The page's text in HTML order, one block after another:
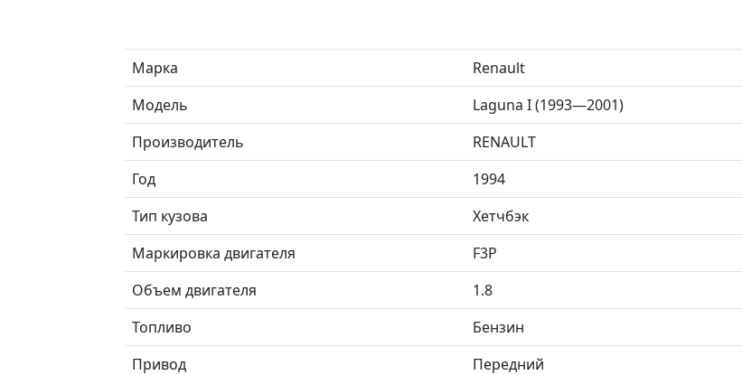
Марка
Renault
Модель
Laguna I (1993—2001)
Производитель
RENAULT
Год
1994
Тип кузова
Хетчбэк
Маркировка двигателя
F3P
Объем двигателя
1.8
Топливо
Бензин
Привод
Передний